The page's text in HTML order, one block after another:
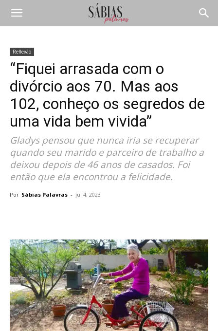
Reflexão
“Fiquei arrasada com o
divórcio aos 70. Mas aos
102, conheço os segredos de
uma vida bem vivida”
Gladys pensou que nunca iria se recuperar
quando seu marido e parceiro de trabalho a
deixou depois de 46 anos de casados. Foi
então que ela encontrou a felicidade.
Por Sábias Palavras - jul 4, 2023